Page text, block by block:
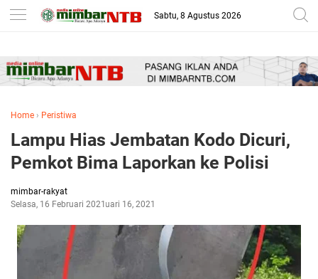
-->
Sabtu, 8 Agustus 2026
Home › Peristiwa
Lampu Hias Jembatan Kodo Dicuri,
Pemkot Bima Laporkan ke Polisi
mimbar-rakyat
Selasa, 16 Februari 2021Februari 16, 2021